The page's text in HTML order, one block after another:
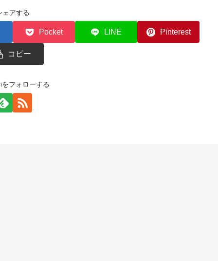
ェアする
Pocket LINE Pinterest
コピー
フォローする